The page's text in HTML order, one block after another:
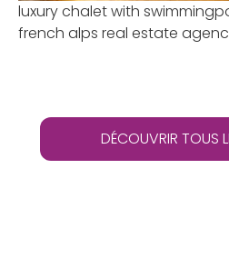
luxury chalet with
french alps real estate
DÉCOUVRIR TOUS